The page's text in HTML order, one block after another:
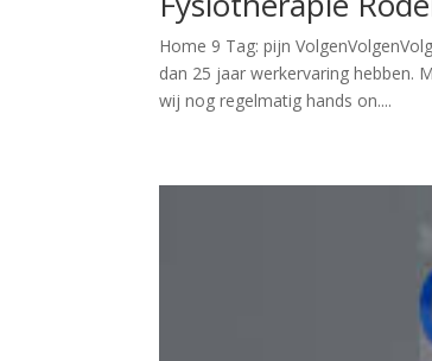
Home 9 Tag: pijn
dan 25 jaar werkervaring hebben.
wij nog regelmatig hands on....